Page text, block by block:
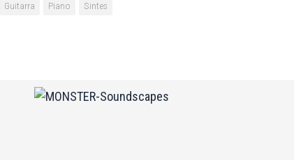
Guitarra Piano Sintes